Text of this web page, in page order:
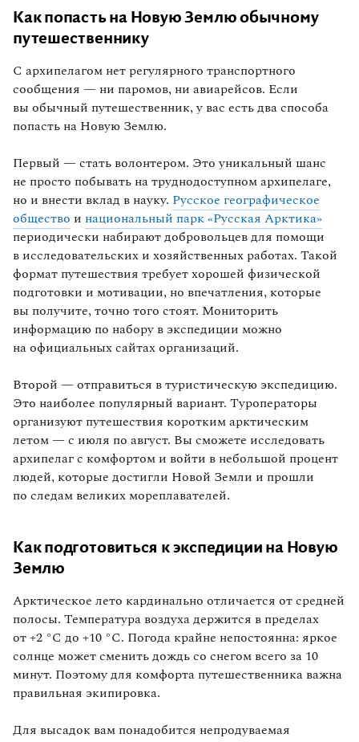
Как попасть на Новую Землю обычному
путешественнику
С архипелагом нет регулярного транспортного
сообщения — ни паромов, ни авиарейсов. Если
вы обычный путешественник, у вас есть два способа
попасть на Новую Землю.
Первый — стать волонтером. Это уникальный шанс
не просто побывать на труднодоступном архипелаге,
но и внести вклад в науку. Русское географическое
общество и национальный парк «Русская Арктика»
периодически набирают добровольцев для помощи
в исследовательских и хозяйственных работах. Такой
формат путешествия требует хорошей физической
подготовки и мотивации, но впечатления, которые
вы получите, точно того стоят. Мониторить
информацию по набору в экспедиции можно
на официальных сайтах организаций.
Второй — отправиться в туристическую экспедицию.
Это наиболее популярный вариант. Туроператоры
организуют путешествия коротким арктическим
летом — с июля по август. Вы сможете исследовать
архипелаг с комфортом и войти в небольшой процент
людей, которые достигли Новой Земли и прошли
по следам великих мореплавателей.
Как подготовиться к экспедиции на Новую
Землю
Арктическое лето кардинально отличается от средней
полосы. Температура воздуха держится в пределах
от +2 °C до +10 °C. Погода крайне непостоянна: яркое
солнце может сменить дождь со снегом всего за 10
минут. Поэтому для комфорта путешественника важна
правильная экипировка.
Для высадок вам понадобится непродуваемая